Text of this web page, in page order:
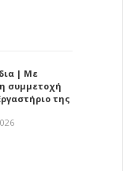
| Με
συμμετοχή
της